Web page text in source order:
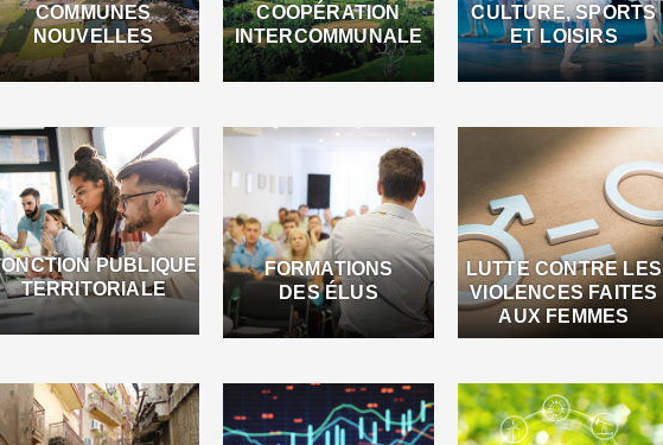
COMMUNES
NOUVELLES
COOPÉRATION
INTERCOMMUNALE
CULTURE, SPORTS
ET LOISIRS
PUBLIQUE
TERRITORIALE
FORMATIONS
DES ÉLUS
LUTTE CONTRE LES
VIOLENCES FAITES
AUX FEMMES